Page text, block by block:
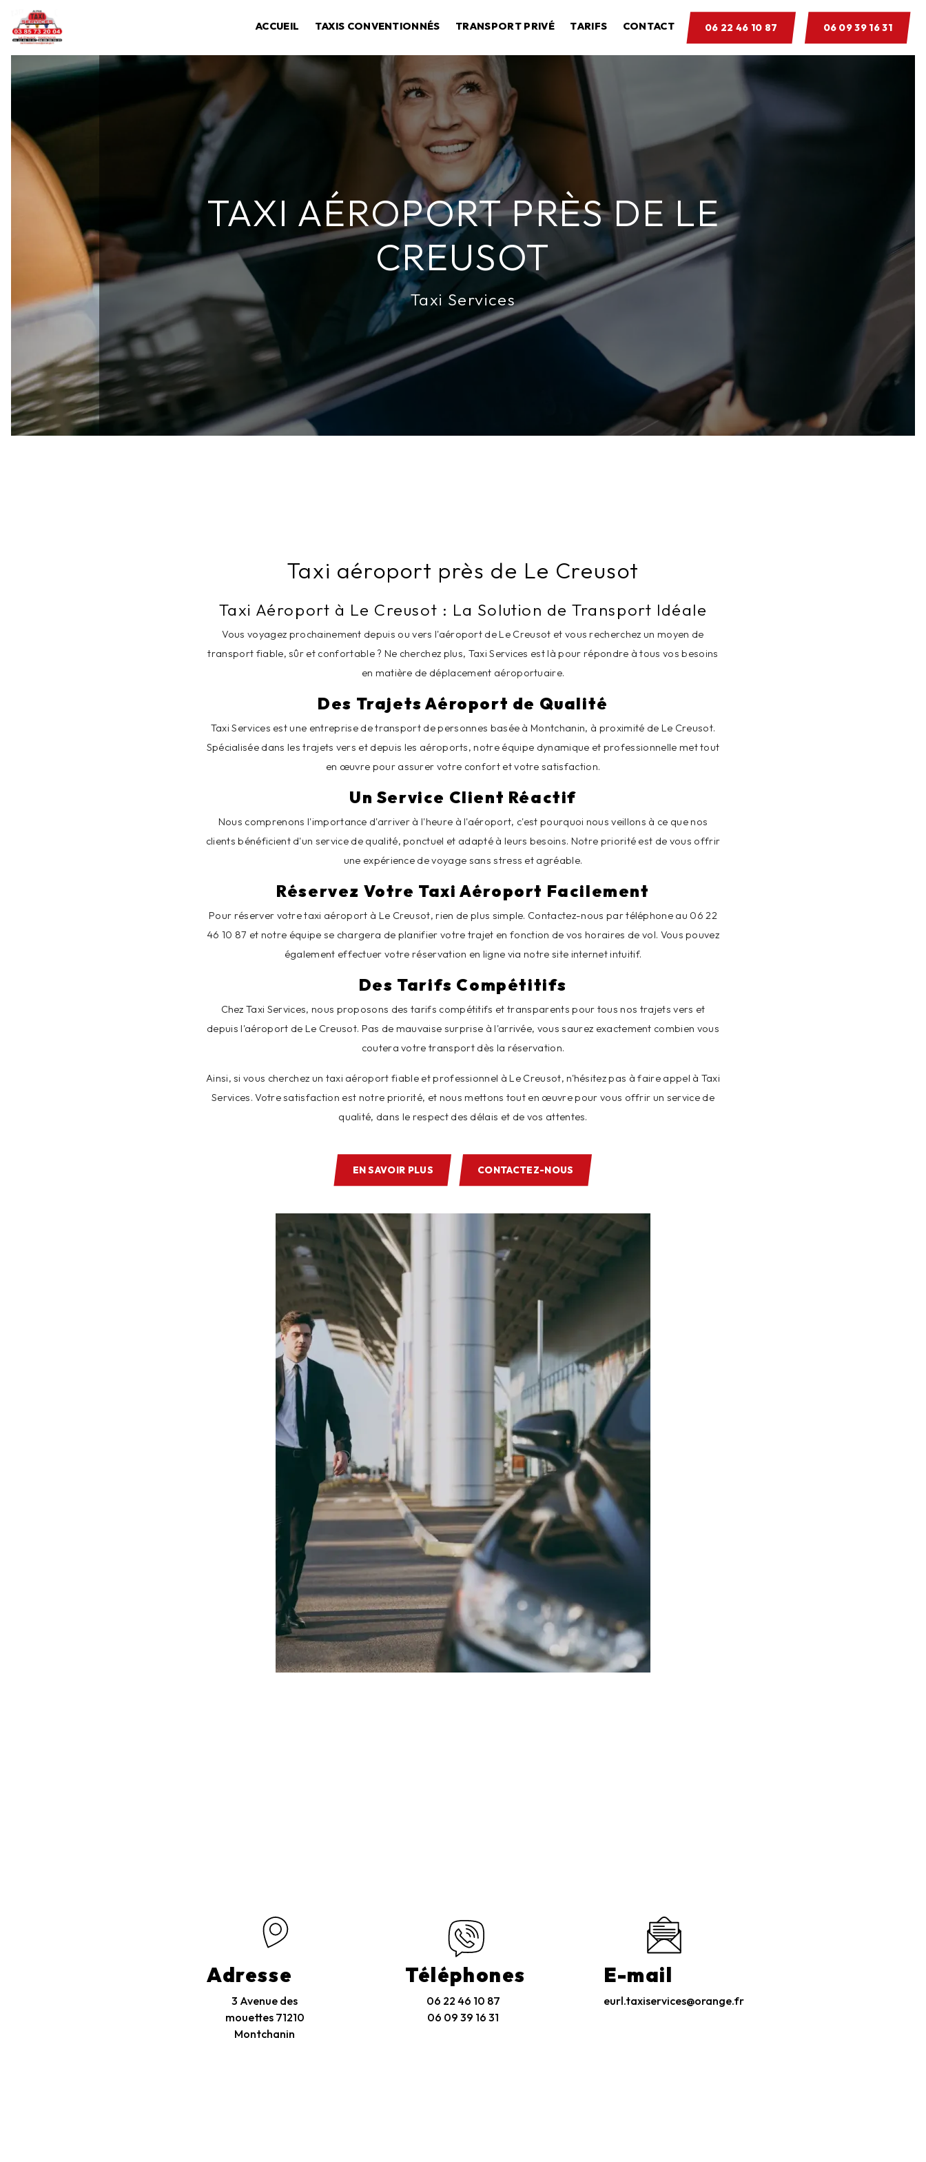
ACCUEIL TAXIS CONVENTIONNÉS TRANSPORT PRIVÉ TARIFS CONTACT 06 22 46 10 87 06 09 39 16 31
TAXI AÉROPORT PRÈS DE LE
CREUSOT
Taxi Services
Taxi aéroport près de Le Creusot
Taxi Aéroport à Le Creusot : La Solution de Transport Idéale
Vous voyagez prochainement depuis ou vers l'aéroport de Le Creusot et vous recherchez un moyen de
transport fiable, sûr et confortable ? Ne cherchez plus, Taxi Services est là pour répondre à tous vos besoins
en matière de déplacement aéroportuaire.
Des Trajets Aéroport de Qualité
Taxi Services est une entreprise de transport de personnes basée à Montchanin, à proximité de Le Creusot.
Spécialisée dans les trajets vers et depuis les aéroports, notre équipe dynamique et professionnelle met tout
en œuvre pour assurer votre confort et votre satisfaction.
Un Service Client Réactif
Nous comprenons l'importance d'arriver à l'heure à l'aéroport, c'est pourquoi nous veillons à ce que nos
clients bénéficient d'un service de qualité, ponctuel et adapté à leurs besoins. Notre priorité est de vous offrir
une expérience de voyage sans stress et agréable.
Réservez Votre Taxi Aéroport Facilement
Pour réserver votre taxi aéroport à Le Creusot, rien de plus simple. Contactez-nous par téléphone au 06 22
46 10 87 et notre équipe se chargera de planifier votre trajet en fonction de vos horaires de vol. Vous pouvez
également effectuer votre réservation en ligne via notre site internet intuitif.
Des Tarifs Compétitifs
Chez Taxi Services, nous proposons des tarifs compétitifs et transparents pour tous nos trajets vers et
depuis l'aéroport de Le Creusot. Pas de mauvaise surprise à l'arrivée, vous saurez exactement combien vous
coutera votre transport dès la réservation.
Ainsi, si vous cherchez un taxi aéroport fiable et professionnel à Le Creusot, n'hésitez pas à faire appel à Taxi
Services. Votre satisfaction est notre priorité, et nous mettons tout en œuvre pour vous offrir un service de
qualité, dans le respect des délais et de vos attentes.
EN SAVOIR PLUS CONTACTEZ-NOUS
Adresse
3 Avenue des
mouettes 71210
Montchanin
Téléphones
06 22 46 10 87
06 09 39 16 31
E-mail
eurl.taxiservices@orange.fr
Panneau de gestion des cookies